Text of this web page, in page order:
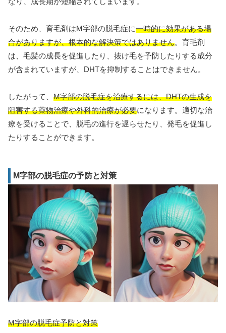
そのため、育毛剤はM字部の脱毛症に一時的に効果がある場
合がありますが、根本的な解決策ではありません。育毛剤
は、毛髪の成長を促進したり、抜け毛を予防したりする成分
が含まれていますが、DHTを抑制することはできません。
したがって、 M字部の脱毛症を治療するには、DHTの生成を
阻害する薬物治療や外科的治療が必要になります。適切な治
療を受けることで、脱毛の進行を遅らせたり、発毛を促進し
たりすることができます。
M字部の脱毛症の予防と対策
M字部の脱毛症予防と対策